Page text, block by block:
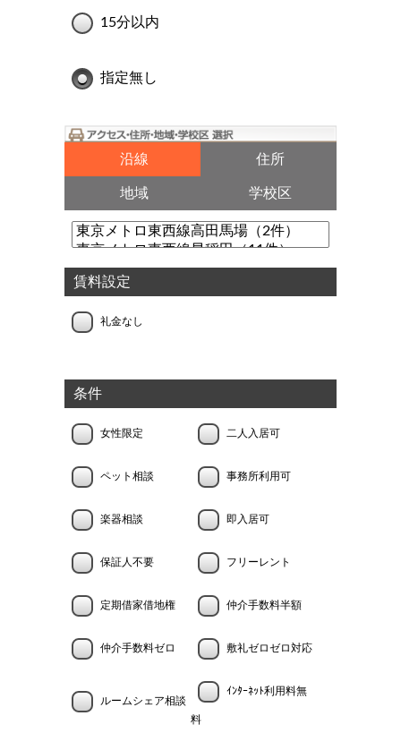
15分以内
指定無し
沿線 住所
地域 学校区
賃料設定
礼金なし
条件
女性限定 二人入居可
ペット相談 事務所利用可
楽器相談 即入居可
保証人不要 フリーレント
定期借家借地権 仲介手数料半額
仲介手数料ゼロ 敷礼ゼロゼロ対応
ルームシェア相談
ｲﾝﾀｰﾈｯﾄ利用料無
料